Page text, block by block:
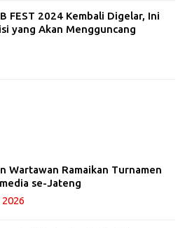
FEST 2024 Kembali Digelar, Ini
yang Akan Mengguncang
Wartawan Ramaikan Turnamen
se-Jateng